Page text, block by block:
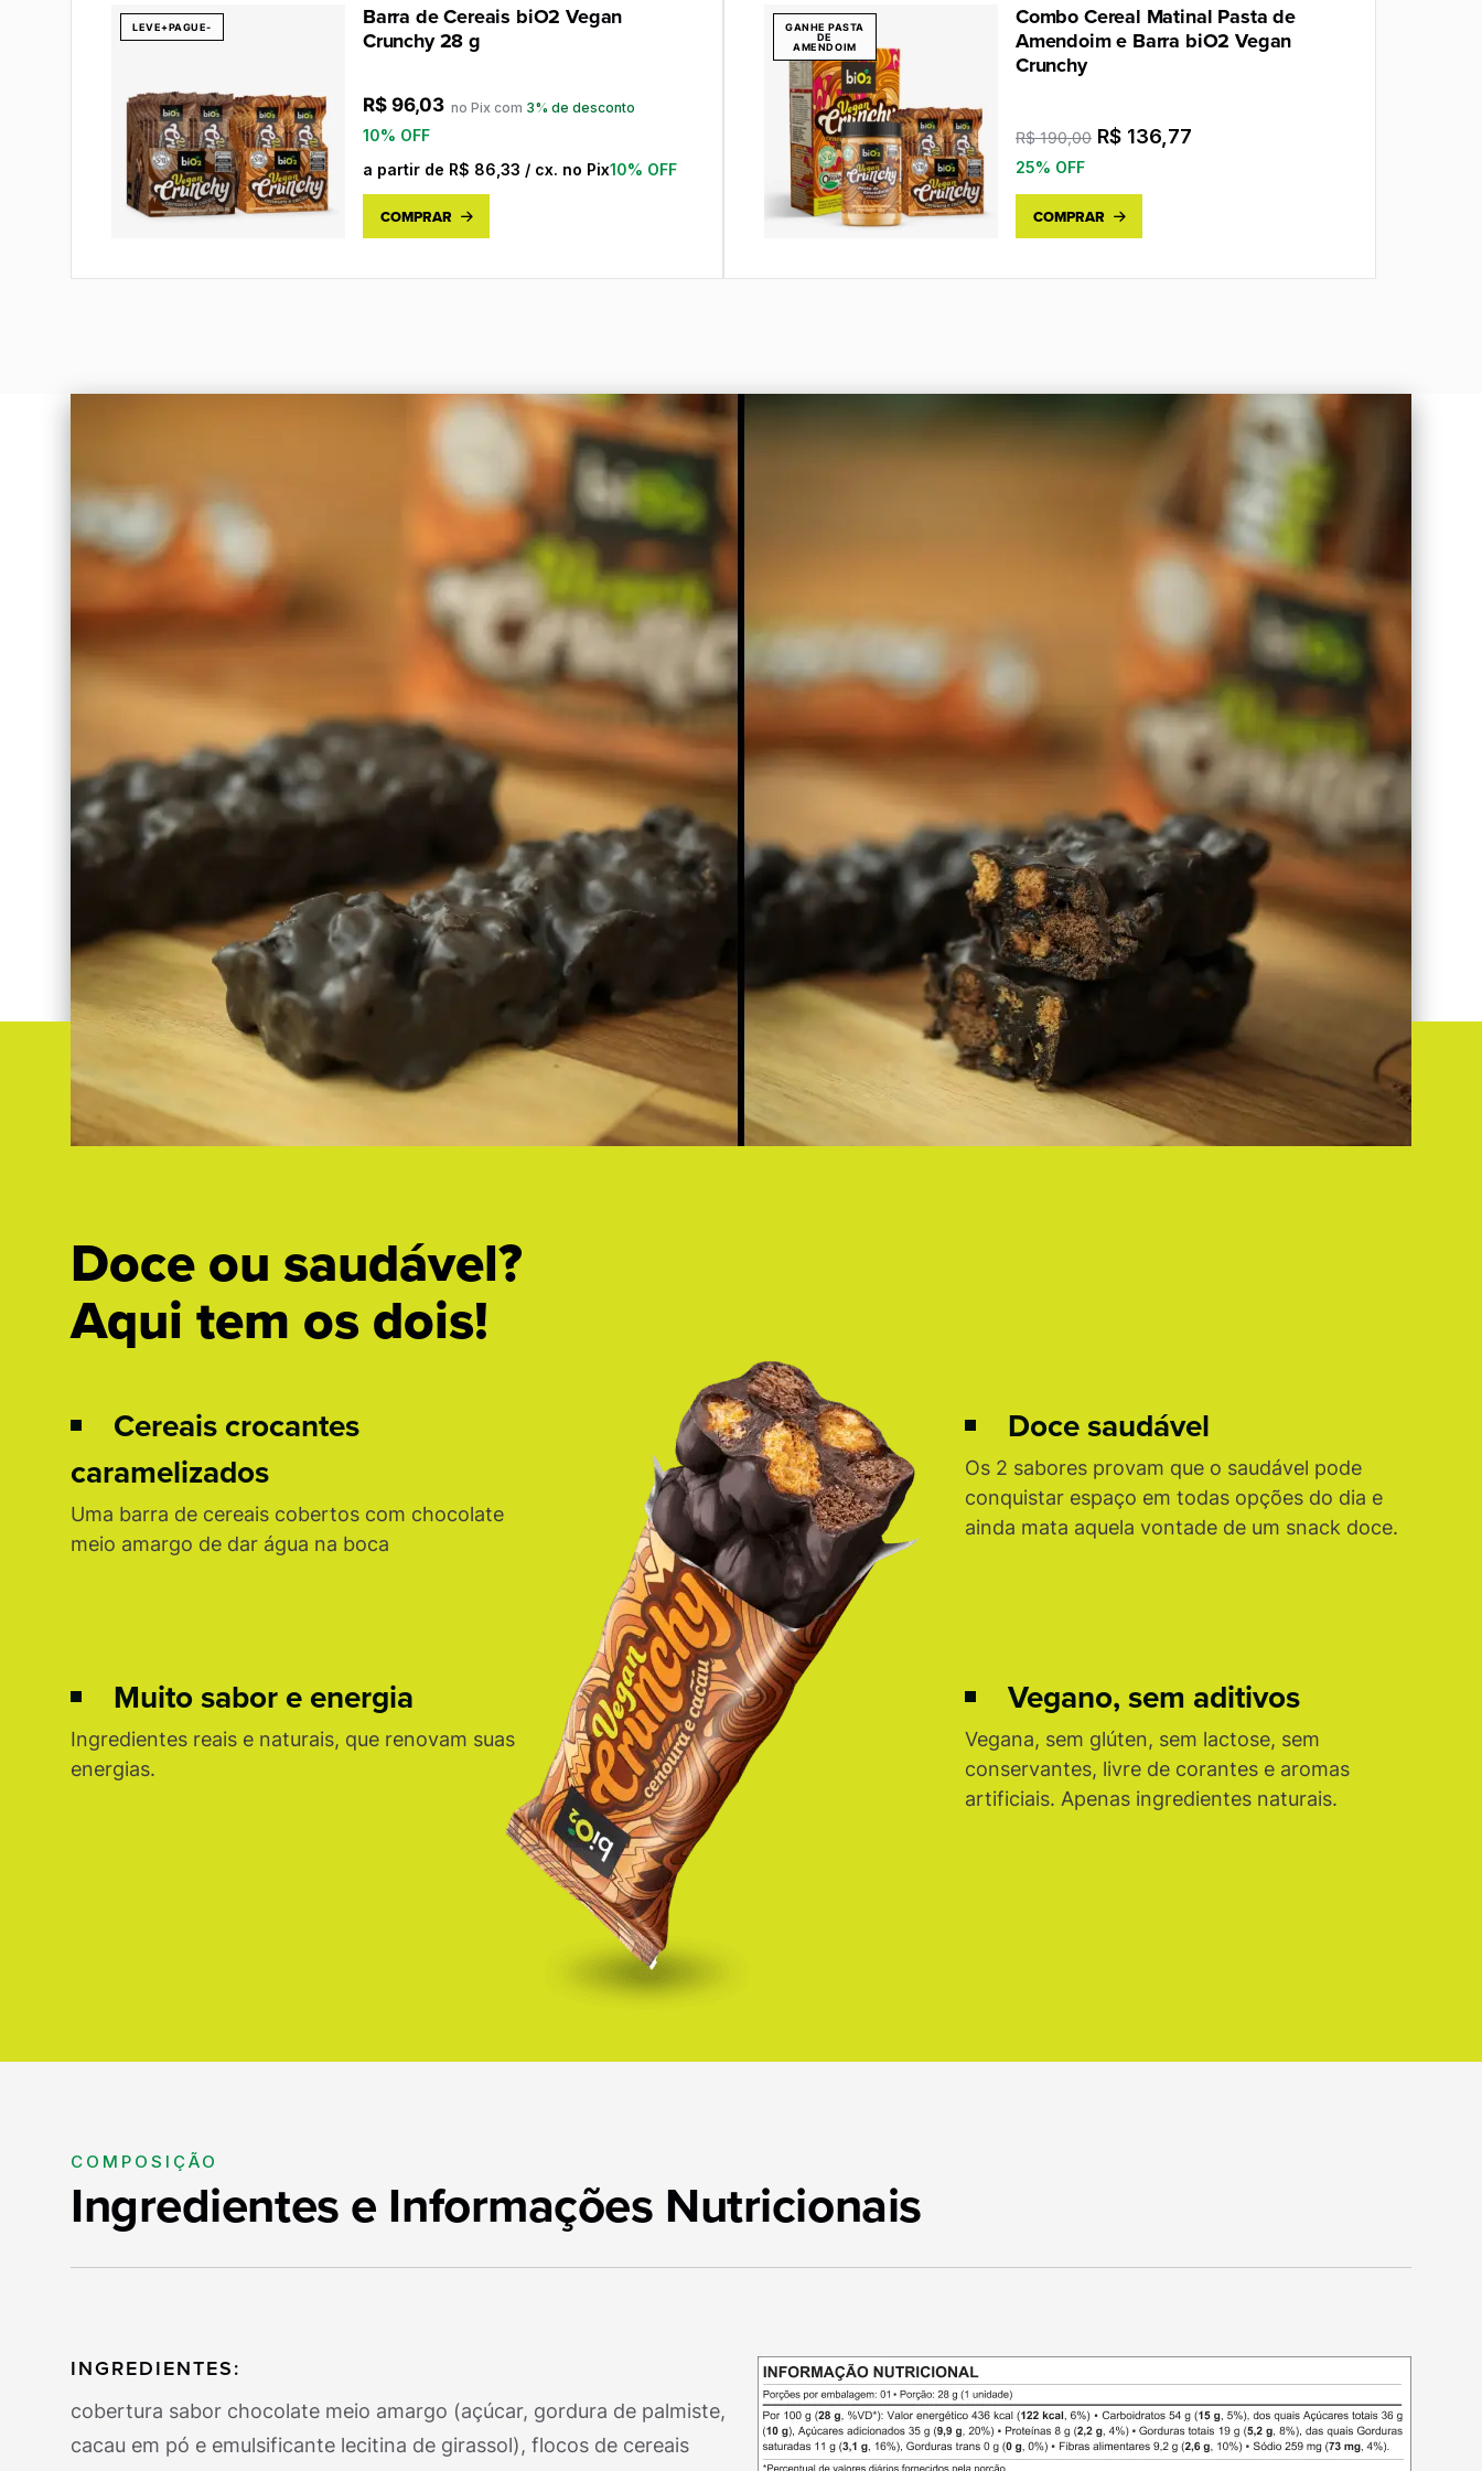
Procurar
LEVE+PAGUE-
Barra de Cereais biO2 Vegan
Crunchy 28 g
R$ 96,03 no Pix com
10% OFF
a partir de R$ 86,33 / cx. no Pix10% OFF
COMPRAR
GANHE PASTA
DE
AMENDOIM
Combo Cereal Matinal Pasta de
Amendoim e Barra biO2 Vegan
Crunchy
R$190,00 O
original
era:
R$ 136,77
25% OFF
COMPRAR
Doce ou saudável?
Aqui tem os dois!
Cereais crocantes
caramelizados
Uma barra de cereais cobertos com chocolate
meio amargo de dar água na boca
Doce saudável
Os 2 sabores provam que o saudável pode
conquistar espaço em todas opções do dia e
ainda mata aquela vontade de um snack doce.
Muito sabor e energia
Ingredientes reais e naturais, que renovam suas
energias.
Vegano, sem aditivos
Vegana, sem glúten, sem lactose, sem
conservantes, livre de corantes e aromas
artificiais. Apenas ingredientes naturais.
COMPOSIÇÃO
Ingredientes e Informações Nutricionais
INGREDIENTES:
cobertura sabor chocolate meio amargo (açúcar, gordura de palmiste,
cacau em pó e emulsificante lecitina de girassol), flocos de cereais